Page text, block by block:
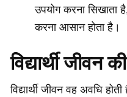
उपयोग करना सिखाता
करना आसान होता है।
विद्यार्थी जीवन
विद्यार्थी जीवन वह अवधि